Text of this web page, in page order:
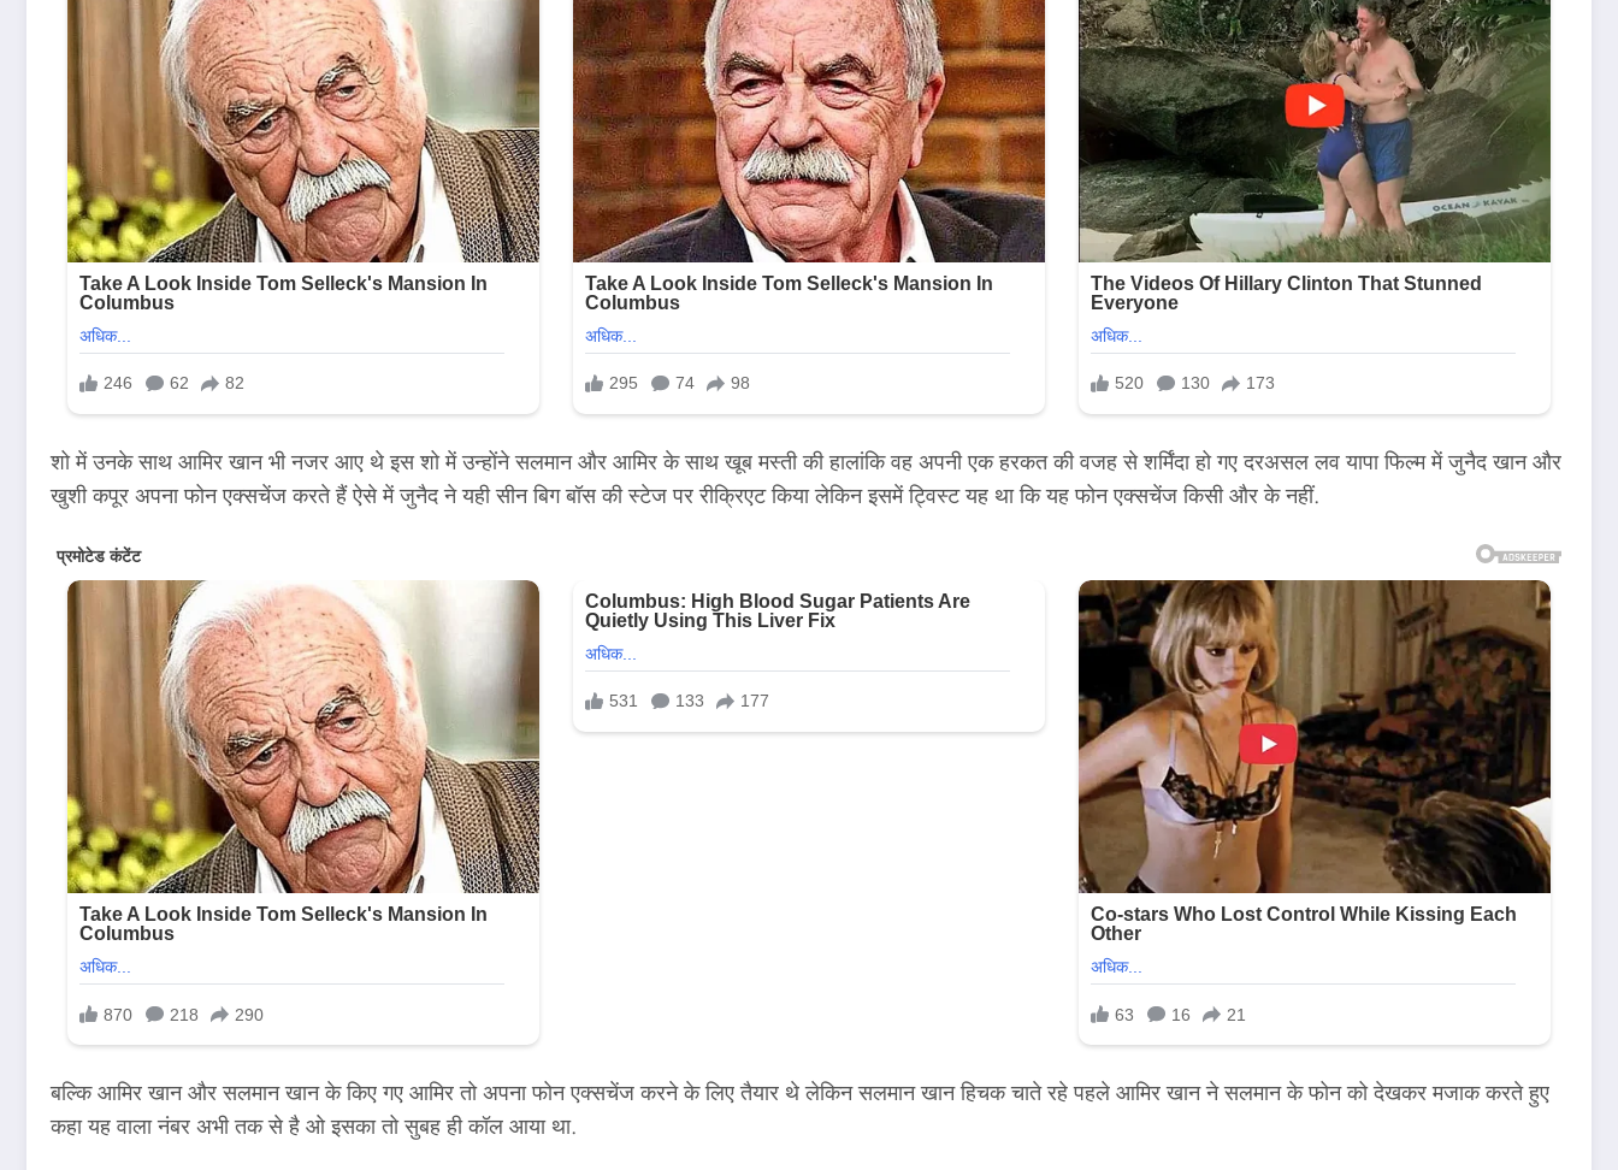
शो में उनके साथ आमिर खान भी नजर आए थे इस शो में उन्होंने सलमान और आमिर के साथ खूब मस्ती की हालांकि वह अपनी एक हरकत की वजह से शर्मिंदा हो गए दरअसल लव यापा फिल्म में जुनैद खान और
खुशी कपूर अपना फोन एक्सचेंज करते हैं ऐसे में जुनैद ने यही सीन बिग बॉस की स्टेज पर रीक्रिएट किया लेकिन इसमें ट्विस्ट यह था कि यह फोन एक्सचेंज किसी और के नहीं.
बल्कि आमिर खान और सलमान खान के किए गए आमिर तो अपना फोन एक्सचेंज करने के लिए तैयार थे लेकिन सलमान खान हिचक चाते रहे पहले आमिर खान ने सलमान के फोन को देखकर मजाक करते हुए
कहा यह वाला नंबर अभी तक से है ओ इसका तो सुबह ही कॉल आया था.